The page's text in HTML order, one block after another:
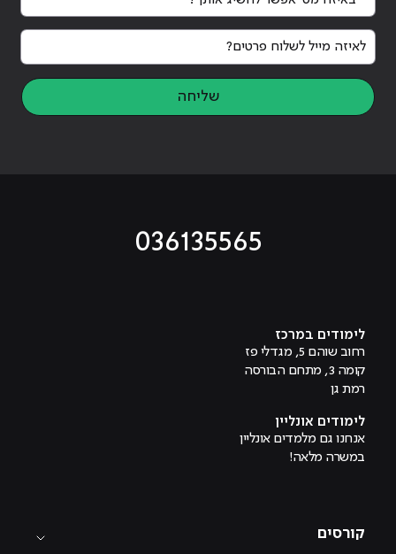
לאיזה מייל לשלוח פרטים?
שליחה
036135565
לימודים במרכז
רחוב שוהם 5, מגדלי פז
קומה 3, מתחם הבורסה
רמת גן
לימודים אונליין
אנחנו גם מלמדים אונליין
במשרה מלאה!
קורסים